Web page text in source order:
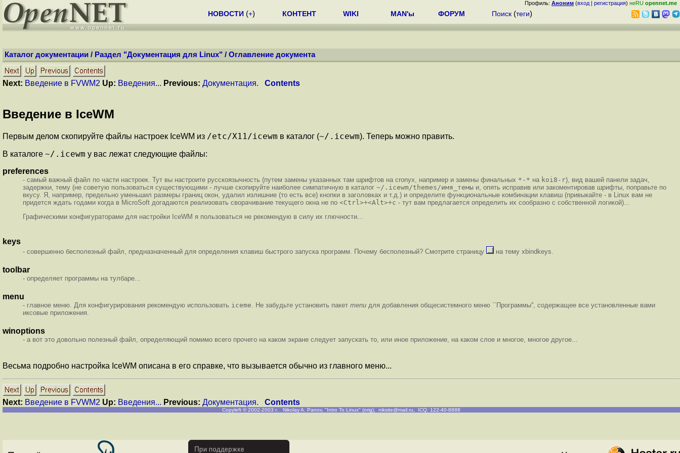
Профиль: Аноним (вход | регистрация) неRU opennet.me
НОВОСТИ (+) КОНТЕНТ WIKI MAN'ы ФОРУМ Поиск (теги)
Каталог документации / Раздел "Документация для Linux" / Оглавление документа
Next: Введение в FVWM2 Up: Введения... Previous: Документация. Contents
Введение в IceWM
Первым делом скопируйте файлы настроек IceWM из /etc/X11/icewm в каталог (~/.icewm). Теперь можно править.
В каталоге ~/.icewm у вас лежат следующие файлы:
preferences
- самый важный файл по части настроек. Тут вы настроите русскоязычность (путем замены указанных там шрифтов на cronyx, например и замены финальных *-* на koi8-r), вид вашей панели задач,
задержки, тему (не советую пользоваться существующими - лучше скопируйте наиболее симпатичную в каталог ~/.icewm/themes/имя_темы и, опять исправив или закоментировав шрифты, поправьте по
вкусу. Я, например, предельно уменьшил размеры границ окон, удалил излишние (то есть все) кнопки в заголовках и т.д.) и определите функциональные комбинации клавиш (привыкайте - в Linux вам не
придется ждать годами когда в MicroSoft догадаются реализовать сворачивание текущего окна не по <Ctrl>+<Alt>+с - тут вам предлагается определить их сообразно с собственной логикой)...
Графическими конфигураторами для настройки IceWM я пользоваться не рекомендую в силу их глючности...
keys
- совершенно бесполезный файл, предназначенный для определения клавиш быстрого запуска программ. Почему бесполезный? Смотрите страницу на тему xbindkeys.
toolbar
- определяет программы на тулбаре...
menu
- главное меню. Для конфигурирования рекомендую использовать iceme. Не забудьте установить пакет menu для добавления общесистемного меню ``Программы'', содержащее все установленные вами
иксовые приложения.
winoptions
- а вот это довольно полезный файл, определяющий помимо всего прочего на каком экране следует запускать то, или иное приложение, на каком слое и многое, многое другое...
Весьма подробно настройка IceWM описана в его справке, что вызывается обычно из главного меню...
Next: Введение в FVWM2 Up: Введения... Previous: Документация. Contents
Copyleft © 2002-2003 г. Nikolay A. Panov, "Intro To Linux" (orig), niksite@mail.ru, ICQ: 122-40-8888